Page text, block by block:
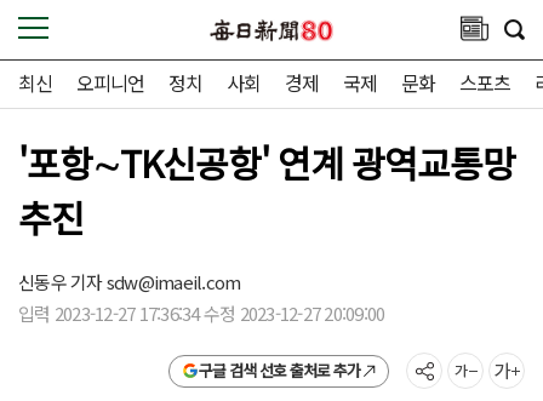
최신 오피니언 정치 사회 경제 국제 문화 스포츠
'포항∼TK신공항' 연계 광역교통망
추진
신동우 기자sdw@imaeil.com
입력 2023-12-27 17:36:34 수정 2023-12-27 20:09:00
구글 검색 선호 출처로 추가